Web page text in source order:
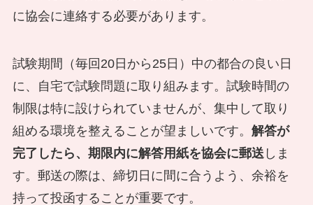
に協会に連絡する必要があります。
試験期間（毎回20日から25日）中の都合の良い日
に、自宅で試験問題に取り組みます。試験時間の
制限は特に設けられていませんが、集中して取り
組める環境を整えることが望ましいです。 解答が
完了したら、期限内に解答用紙を協会に郵送 しま
す。郵送の際は、締切日に間に合うよう、余裕を
持って投函することが重要です。